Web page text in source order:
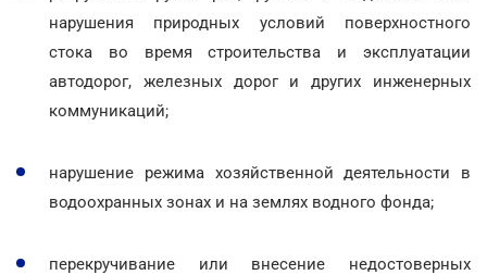
нарушения природных условий поверхностного
стока во время строительства и эксплуатации
автодорог, железных дорог и других инженерных
коммуникаций;
нарушение режима хозяйственной деятельности в
водоохранных зонах и на землях водного фонда;
перекручивание или внесение недостоверных